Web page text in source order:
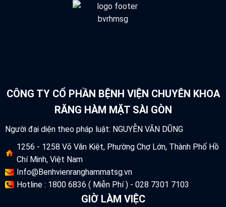
CÔNG TY CỔ PHẦN BỆNH VIỆN CHUYÊN KHOA
RĂNG HÀM MẶT SÀI GÒN
Người đại diện theo pháp luật: NGUYỄN VĂN DŨNG
1256 - 1258 Võ Văn Kiệt, Phường Chợ Lớn, Thành Phố Hồ
Chí Minh, Việt Nam
Info@Benhvienranghammatsg.vn
Hotline : 1800 6836 ( Miễn Phí ) - 028 7301 7103
GIỜ LÀM VIỆC